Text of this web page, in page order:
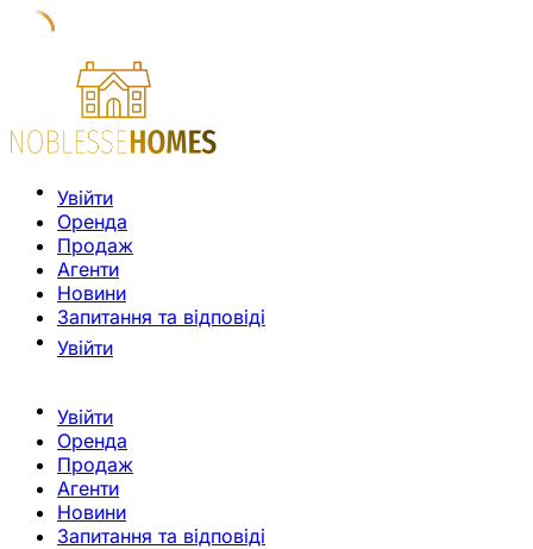
Увійти
Оренда
Продаж
Агенти
Новини
Запитання та відповіді
Увійти
Увійти
Оренда
Продаж
Агенти
Новини
Запитання та відповіді